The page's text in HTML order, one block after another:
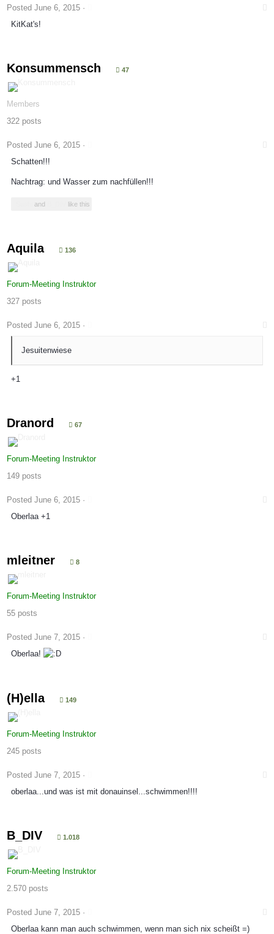
Posted June 6, 2015 ·
KitKat's!
Konsummensch 47
Members
322 posts
Posted June 6, 2015 ·
Schatten!!!
Nachtrag: und Wasser zum nachfüllen!!!
and like this
Aquila 136
Forum-Meeting Instruktor
327 posts
Posted June 6, 2015 ·
Jesuitenwiese
+1
Dranord 67
Forum-Meeting Instruktor
149 posts
Posted June 6, 2015 ·
Oberlaa +1
mleitner 8
Forum-Meeting Instruktor
55 posts
Posted June 7, 2015 ·
Oberlaa!
(H)ella 149
Forum-Meeting Instruktor
245 posts
Posted June 7, 2015 ·
oberlaa...und was ist mit donauinsel...schwimmen!!!!
B_DIV 1.018
Forum-Meeting Instruktor
2.570 posts
Posted June 7, 2015 ·
Oberlaa kann man auch schwimmen, wenn man sich nix scheißt =)